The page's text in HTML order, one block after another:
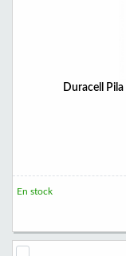
Duracell
En stock